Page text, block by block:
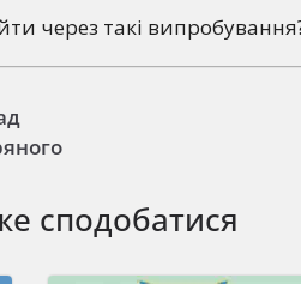
через такі
сподобатися